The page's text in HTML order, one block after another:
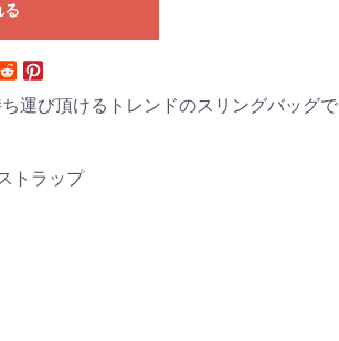
る
運び頂けるトレンドのスリングバッグで
トラップ